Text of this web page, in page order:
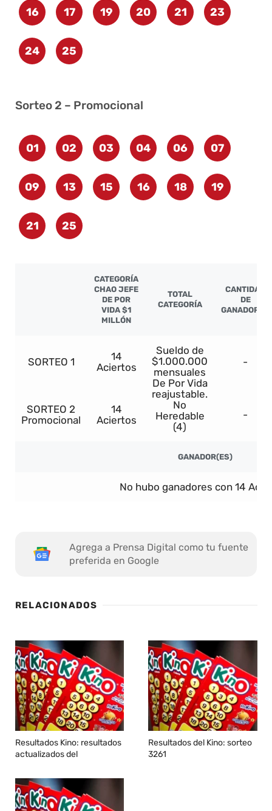
16 17 19 20 21 23
24 25
Sorteo 2 – Promocional
01 02 03 04 06 07
09 13 15 16 18 19
21 25
CATEGORÍA
CHAO JEFE
DE POR
VIDA $1
MILLÓN
TOTAL
CATEGORÍA
CANTIDAD
DE
GANADORES
SORTEO 1
14
Aciertos
Sueldo de
$1.000.000
mensuales
De Por Vida
reajustable.
No
Heredable
(4)
-
SORTEO 2
Promocional
14
Aciertos
-
GANADOR(ES)
No hubo ganadores con 14
Agrega a Prensa Digital como tu fuente
preferida en Google
RELACIONADOS
Resultados Kino: resultados
actualizados del
Resultados del Kino: sorteo
3261